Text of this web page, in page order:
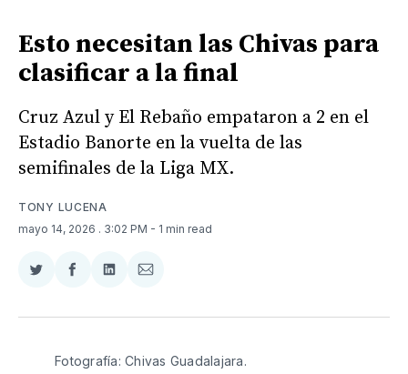
Esto necesitan las Chivas para
clasificar a la final
Cruz Azul y El Rebaño empataron a 2 en el
Estadio Banorte en la vuelta de las
semifinales de la Liga MX.
TONY LUCENA
mayo 14, 2026 . 3:02 PM - 1 min read
Compartir
Twitter
Compartir
Facebook
Compartir
LinkedIn
Compartir
Email
Fotografía: Chivas Guadalajara.